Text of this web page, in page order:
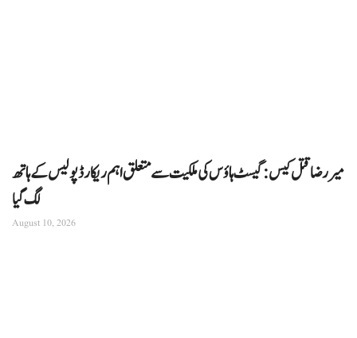
میر رضا قتل کیس: گیسٹ ہاؤس کی ملکیت سے متعلق اہم ریکارڈ پولیس کے ہاتھ
لگ گیا
August 10, 2026